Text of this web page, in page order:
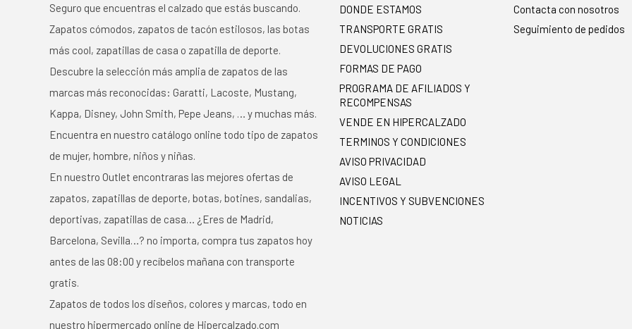
Seguro que encuentras el calzado que estás buscando.
Zapatos cómodos, zapatos de tacón estilosos, las botas
más cool, zapatillas de casa o zapatilla de deporte.
Descubre la selección más amplia de zapatos de las
marcas más reconocidas: Garatti, Lacoste, Mustang,
Kappa, Disney, John Smith, Pepe Jeans, … y muchas más.
Encuentra en nuestro catálogo online todo tipo de zapatos
de mujer, hombre, niños y niñas.
En nuestro Outlet encontraras las mejores ofertas de
zapatos, zapatillas de deporte, botas, botines, sandalias,
deportivas, zapatillas de casa… ¿Eres de Madrid,
Barcelona, Sevilla…? no importa, compra tus zapatos hoy
antes de las 08:00 y recíbelos mañana con transporte
gratis.
Zapatos de todos los diseños, colores y marcas, todo en
nuestro hipermercado online de Hipercalzado.com
DONDE ESTAMOS
TRANSPORTE GRATIS
DEVOLUCIONES GRATIS
FORMAS DE PAGO
PROGRAMA DE AFILIADOS Y
RECOMPENSAS
VENDE EN HIPERCALZADO
TERMINOS Y CONDICIONES
AVISO PRIVACIDAD
AVISO LEGAL
INCENTIVOS Y SUBVENCIONES
NOTICIAS
Contacta con nosotros
Seguimiento de pedidos